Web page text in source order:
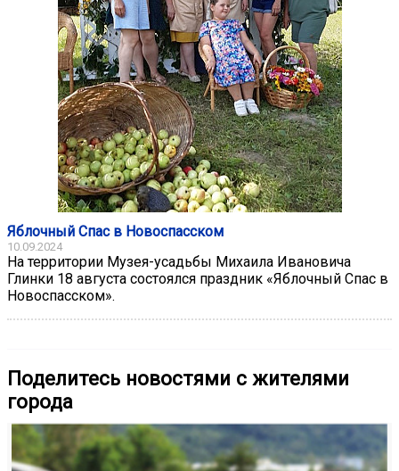
Яблочный Спас в Новоспасском
10.09.2024
На территории Музея-усадьбы Михаила Ивановича
Глинки 18 августа состоялся праздник «Яблочный Спас в
Новоспасском».
Поделитесь новостями с жителями
города